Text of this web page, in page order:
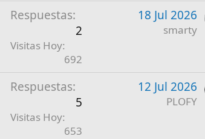
Respuestas
2
Visitas Hoy
692
18 Jul 2026
smarty
Respuestas
5
Visitas Hoy
653
12 Jul 2026
PLOFY